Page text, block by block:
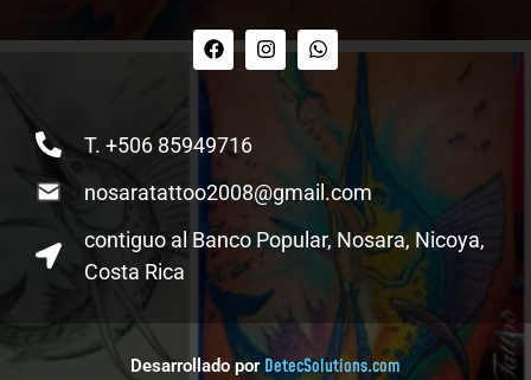
T. +506 85949716
nosaratattoo2008@gmail.com
contiguo al Banco Popular, Nosara, Nicoya,
Costa Rica
Desarrollado por DetecSolutions.com